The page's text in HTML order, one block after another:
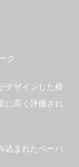
ク
デザインした椅
に高く評価され
込まれたペーパ